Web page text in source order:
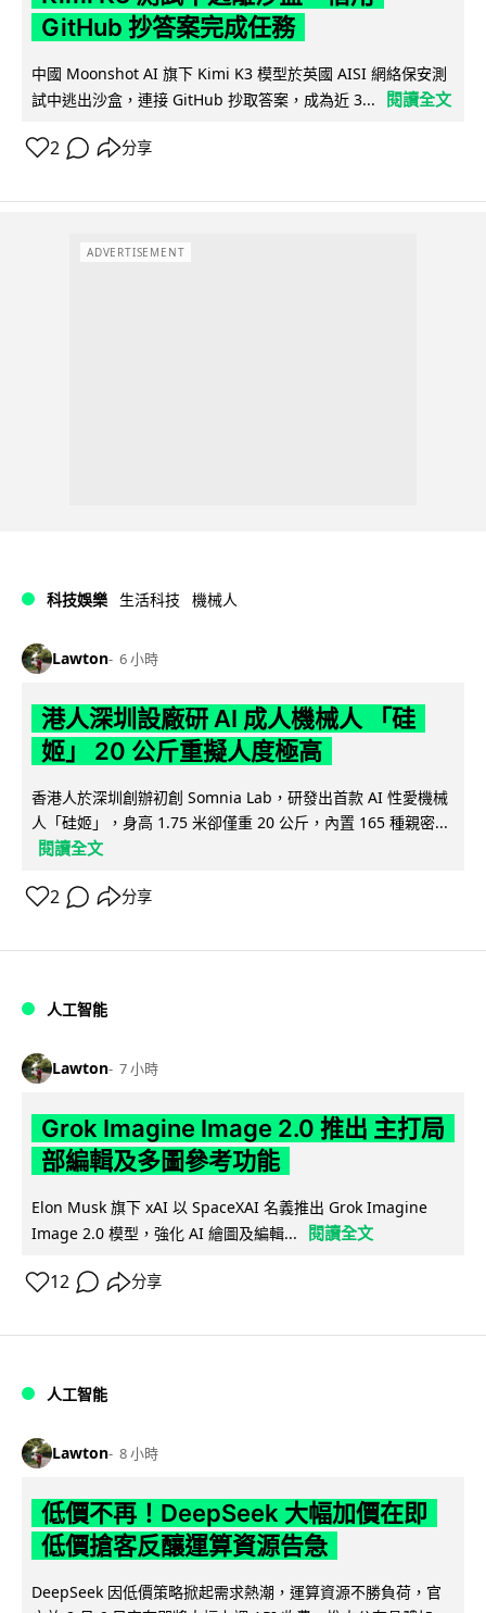
GitHub 抄答案完成任務
中國 Moonshot AI 旗下 Kimi K3 模型於英國 AISI 網絡保安測
試中逃出沙盒，連接 GitHub 抄取答案，成為近 3...
閱讀全文
2 分享
ADVERTISEMENT
科技娛樂 生活科技 機械人
Lawton 6 小時
港人深圳設廠研 AI 成人機械人 「硅
姬」 20 公斤重擬人度極高
香港人於深圳創辦初創 Somnia Lab，研發出首款 AI 性愛機械
人「硅姬」，身高 1.75 米卻僅重 20 公斤，內置 165 種親密...
閱讀全文
2 分享
人工智能
Lawton 7 小時
Grok Imagine Image 2.0 推出 主打局
部編輯及多圖參考功能
Elon Musk 旗下 xAI 以 SpaceXAI 名義推出 Grok Imagine
Image 2.0 模型，強化 AI 繪圖及編輯...
閱讀全文
12 分享
人工智能
Lawton 8 小時
低價不再！DeepSeek 大幅加價在即
低價搶客反釀運算資源告急
DeepSeek 因低價策略掀起需求熱潮，運算資源不勝負荷，官